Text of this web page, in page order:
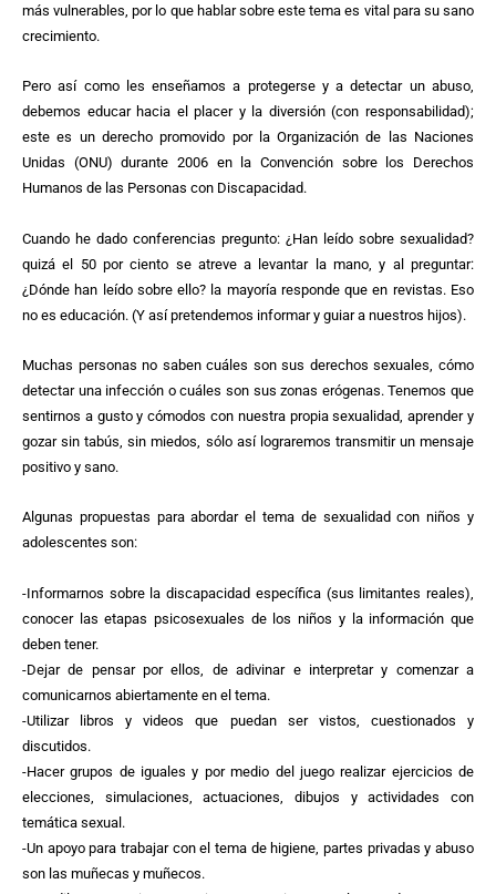
más vulnerables, por lo que hablar sobre este tema es vital para su sano
crecimiento.
Pero así como les enseñamos a protegerse y a detectar un abuso,
debemos educar hacia el placer y la diversión (con responsabilidad);
este es un derecho promovido por la Organización de las Naciones
Unidas (ONU) durante 2006 en la Convención sobre los Derechos
Humanos de las Personas con Discapacidad.
Cuando he dado conferencias pregunto: ¿Han leído sobre sexualidad?
quizá el 50 por ciento se atreve a levantar la mano, y al preguntar:
¿Dónde han leído sobre ello? la mayoría responde que en revistas. Eso
no es educación. (Y así pretendemos informar y guiar a nuestros hijos).
Muchas personas no saben cuáles son sus derechos sexuales, cómo
detectar una infección o cuáles son sus zonas erógenas. Tenemos que
sentirnos a gusto y cómodos con nuestra propia sexualidad, aprender y
gozar sin tabús, sin miedos, sólo así lograremos transmitir un mensaje
positivo y sano.
Algunas propuestas para abordar el tema de sexualidad con niños y
adolescentes son:
-Informarnos sobre la discapacidad específica (sus limitantes reales),
conocer las etapas psicosexuales de los niños y la información que
deben tener.
-Dejar de pensar por ellos, de adivinar e interpretar y comenzar a
comunicarnos abiertamente en el tema.
-Utilizar libros y videos que puedan ser vistos, cuestionados y
discutidos.
-Hacer grupos de iguales y por medio del juego realizar ejercicios de
elecciones, simulaciones, actuaciones, dibujos y actividades con
temática sexual.
-Un apoyo para trabajar con el tema de higiene, partes privadas y abuso
son las muñecas y muñecos.